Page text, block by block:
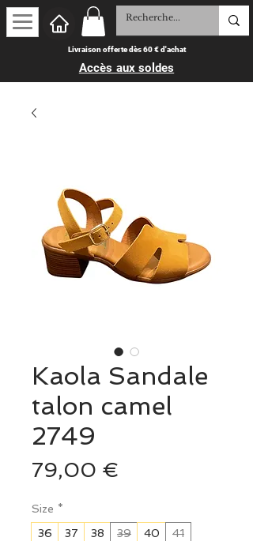
Livraison offerte dès 60 € d'achat
Accès aux soldes
Kaola Sandale
talon camel
2749
79,00 €
Size *
36
37 38 39 40 41